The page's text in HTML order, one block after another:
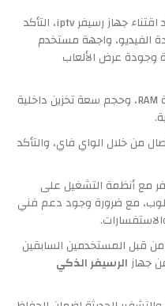
دعم الخدمات المميزة حيث يجب عند اقتناء جهاز رسيفر iptv، التأكد
الفيديو، واجهة مستخدم
وجودة عرض الألعاب
التأكد من حجم سعة الذاكرة الداخلية RAM، وحجم سعة تخزين داخلية
من خلال الواي فاي، والتأكد
مع أنظمة التشغيل على
مع ضرورة وجود دعم فني
من قبل المستخدمين السابقين
جهازالرسيفر الذكي